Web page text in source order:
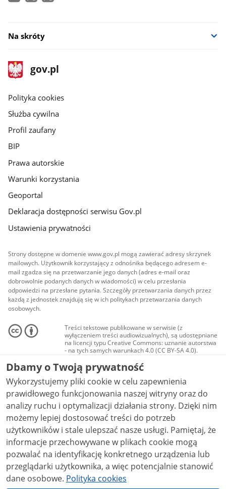
Na skróty
stopka
gov.pl
Strona
gov.pl
gov.pl
Polityka cookies
Służba cywilna
Profil zaufany
BIP
Prawa autorskie
Warunki korzystania
Geoportal
Deklaracja dostępności serwisu Gov.pl
Ustawienia prywatności
Strony dostępne w domenie www.gov.pl mogą zawierać adresy skrzynek
mailowych. Użytkownik korzystający z odnośnika będącego adresem e-
mail zgadza się na przetwarzanie jego danych (adres e-mail oraz
dobrowolnie podanych danych w wiadomości) w celu przesłania
odpowiedzi na przesłane pytania. Szczegóły przetwarzania danych przez
każdą z jednostek znajdują się w ich politykach przetwarzania danych
osobowych.
Treści tekstowe publikowane w serwisie (z
wyłączeniem treści audiowizualnych), są udostępniane
na licencji typu Creative Commons: uznanie autorstwa
- na tych samych warunkach 4.0 (CC BY-SA 4.0).
Materiały audiowizualne, w tym zdjęcia, materiały
audio i wideo, są udostępniane na licencji typu
Creative Commons: uznanie autorstwa użycie
niekomercyjne - bez utworów zależnych 4.0 (CC BY-
NC-ND 4.0), o ile nie jest to stwierdzone inaczej.
Dbamy o Twoją prywatność
Wykorzystujemy pliki cookie w celu zapewnienia
prawidłowego funkcjonowania naszej witryny oraz do
analizy ruchu i optymalizacji działania strony. Dzięki nim
możemy lepiej dostosować treści do potrzeb
użytkowników i stale ulepszać nasze usługi. Pamiętaj, że
informacje przechowywane w plikach cookie mogą
pozwalać na identyfikację konkretnego urządzenia lub
przeglądarki użytkownika, a więc potencjalnie stanowić
dane osobowe. Polityka cookies